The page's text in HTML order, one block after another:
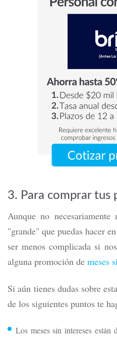
3. Para comprar tus
Aunque no
"grande" que puedas hacer
ser menos complicada si
alguna promoción de meses
Si aún tienes dudas sobre
de los siguientes puntos te
Los meses sin intereses están